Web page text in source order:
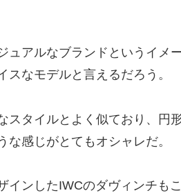
ュアルなブランドというイメ
なモデルと言えるだろう。
スタイルとよく似ており、円
感じがとてもオシャレだ。
インしたIWCのダヴィンチも